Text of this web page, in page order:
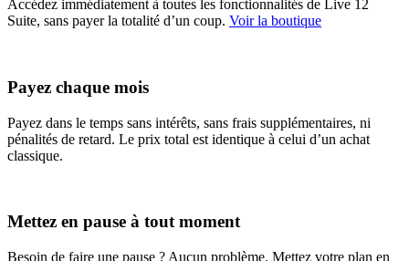
Accédez immédiatement à toutes les fonctionnalités de Live 12
Suite, sans payer la totalité d’un coup. Voir la boutique
Payez chaque mois
Payez dans le temps sans intérêts, sans frais supplémentaires, ni
pénalités de retard. Le prix total est identique à celui d’un achat
classique.
Mettez en pause à tout moment
Besoin de faire une pause ? Aucun problème. Mettez votre plan en